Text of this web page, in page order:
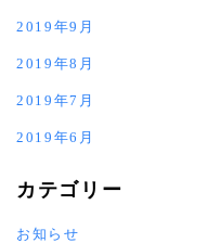
2019年9月
2019年8月
2019年7月
2019年6月
カテゴリー
お知らせ